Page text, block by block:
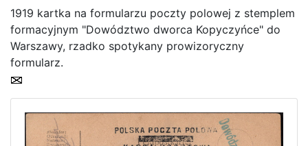
Home page
Current auction
Recent result
1919 kartka na formularzu poczty polowej z stemplem
formacyjnym "Dowództwo dworca Kopyczyńce" do
Warszawy, rzadko spotykany prowizoryczny
formularz.